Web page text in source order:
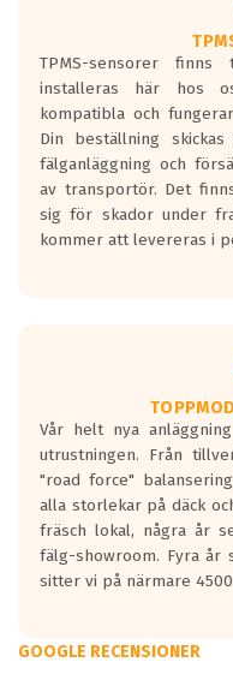
Ett däck med två svarta
godkända för år 2016
Ett däck med en svart
minst tre decibel
regelverk som börjar
TPMS-sensorer
installeras här hos
kompatibla och
Din beställning
fälganläggning och
av transportör. Det
sig för skador under
kommer att levereras i
Vår helt nya
utrustningen. Från
"road force"
alla storlekar på däck
fräsch lokal, några år
fälg-showroom. Fyra år
sitter vi på närmare
GOOGLE RECENSIONER